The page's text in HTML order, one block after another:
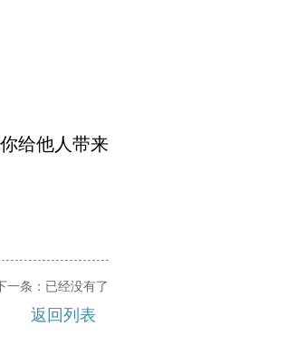
给他人带来
一条： 已经没有了
返回列表